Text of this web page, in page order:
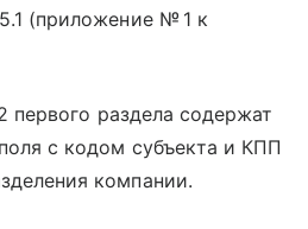
(приложение № 1 к
первого раздела содержат
с кодом субъекта и КПП
компании.